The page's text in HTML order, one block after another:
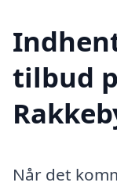
tilbud
Når det